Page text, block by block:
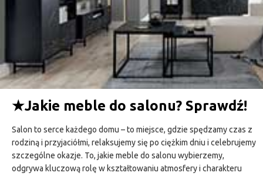
★Jakie meble do salonu? Sprawdź!
Salon to serce każdego domu – to miejsce, gdzie spędzamy czas z
rodziną i przyjaciółmi, relaksujemy się po ciężkim dniu i celebrujemy
szczególne okazje. To, jakie meble do salonu wybierzemy,
odgrywa kluczową rolę w kształtowaniu atmosfery i charakteru